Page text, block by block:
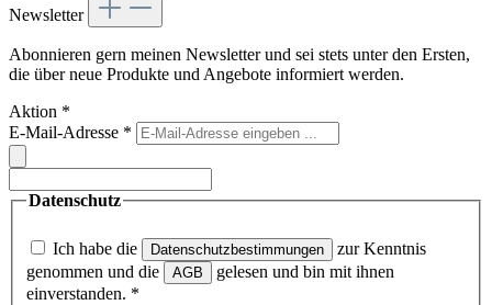
Newsletter
Abonnieren gern meinen Newsletter und sei stets unter den Ersten,
die über neue Produkte und Angebote informiert werden.
Aktion *
E-Mail-Adresse *
Datenschutz
Ich habe die Datenschutzbestimmungen
zur Kenntnis
genommen und die
AGB
gelesen und bin mit ihnen
einverstanden. *